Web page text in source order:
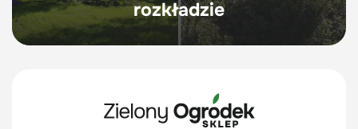
rozkładzie